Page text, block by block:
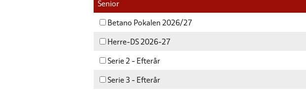
Senior
Betano Pokalen 2026/27
Herre-DS 2026-27
Serie 2 - Efterår
Serie 3 - Efterår